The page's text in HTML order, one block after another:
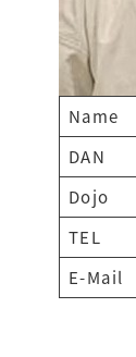
Name
DAN
Dojo
TEL
E-Mail